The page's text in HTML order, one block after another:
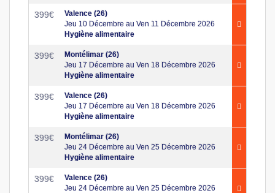
399€
Valence (26)
Jeu 10 Décembre au Ven 11 Décembre 2026
Hygiène alimentaire
399€
Montélimar (26)
Jeu 17 Décembre au Ven 18 Décembre 2026
Hygiène alimentaire
399€
Valence (26)
Jeu 17 Décembre au Ven 18 Décembre 2026
Hygiène alimentaire
399€
Montélimar (26)
Jeu 24 Décembre au Ven 25 Décembre 2026
Hygiène alimentaire
399€
Valence (26)
Jeu 24 Décembre au Ven 25 Décembre 2026